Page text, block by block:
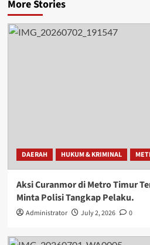
More Stories
DAERAH HUKUM & KRIMINAL
Aksi Curanmor di Metro Timur
Minta Polisi Tangkap Pelaku.
Administrator July 2, 2026 0